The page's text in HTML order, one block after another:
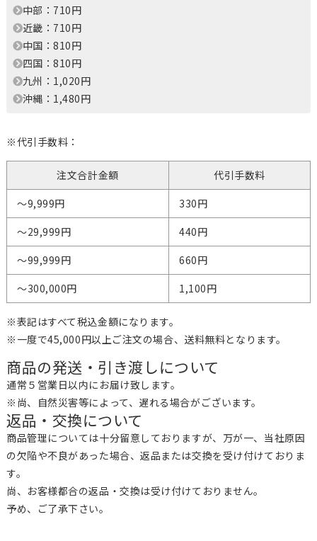
中部：710円
近畿：710円
中国：810円
四国：810円
九州：1,020円
沖縄：1,480円
※代引手数料：
注文合計金額
代引手数料
～9,999円
330円
～29,999円
440円
～99,999円
660円
～300,000円
1,100円
※表記はすべて税込金額になります。
※一度で45,000円以上ご注文の場合、送料無料となります。
商品の発送・引き渡しについて
通常５営業日以内にお届け致します。
※尚、自然災害等によって、遅れる場合がございます。
返品・交換について
商品管理については十分留意しておりますが、万が一、当社原因
の欠陥や不良があった場合、返品または交換を受け付けておりま
す。
尚、お客様都合の返品・交換は受け付けておりません。
予め、ご了承下さい。